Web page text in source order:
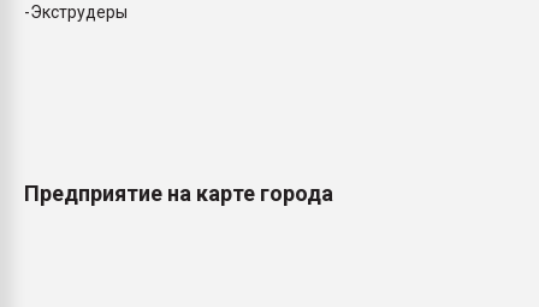
-Экструдеры
Предприятие на карте города